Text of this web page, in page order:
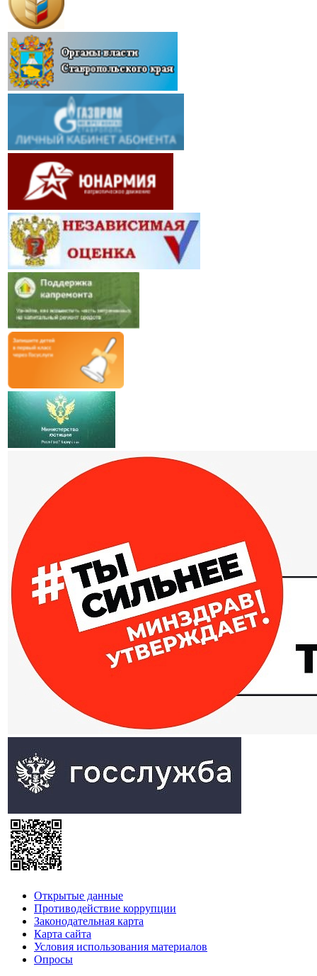
Открытые данные
Противодействие коррупции
Законодательная карта
Карта сайта
Условия использования материалов
Опросы